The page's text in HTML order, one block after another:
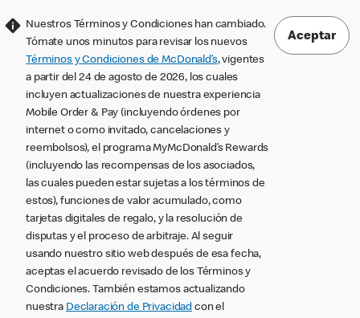
Nuestros Términos y Condiciones han cambiado.
Tómate unos minutos para revisar los nuevos
Términos y Condiciones de McDonald’s, vigentes
a partir del 24 de agosto de 2026, los cuales
incluyen actualizaciones de nuestra experiencia
Mobile Order & Pay (incluyendo órdenes por
internet o como invitado, cancelaciones y
reembolsos), el programa MyMcDonald’s Rewards
(incluyendo las recompensas de los asociados,
las cuales pueden estar sujetas a los términos de
estos), funciones de valor acumulado, como
tarjetas digitales de regalo, y la resolución de
disputas y el proceso de arbitraje. Al seguir
usando nuestro sitio web después de esa fecha,
aceptas el acuerdo revisado de los Términos y
Condiciones. También estamos actualizando
nuestra Declaración de Privacidad con el
Aceptar